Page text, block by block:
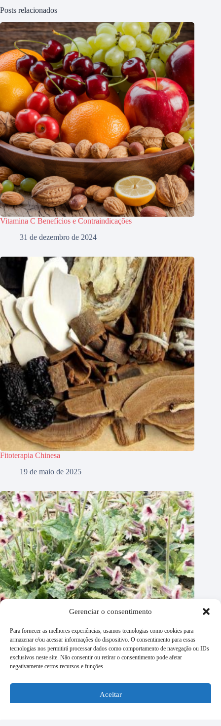
Gerenciar o consentimento
Para fornecer as melhores experiências, usamos tecnologias como cookies para
armazenar e/ou acessar informações do dispositivo. O consentimento para essas
tecnologias nos permitirá processar dados como comportamento de navegação ou IDs
exclusivos neste site. Não consentir ou retirar o consentimento pode afetar
negativamente certos recursos e funções.
Aceitar
Posts relacionados
Vitamina C Benefícios e Contraindicações
31 de dezembro de 2024
Fitoterapia Chinesa
19 de maio de 2025